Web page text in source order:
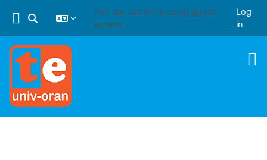
Toggle search input
You are currently using guest
access
Log
in